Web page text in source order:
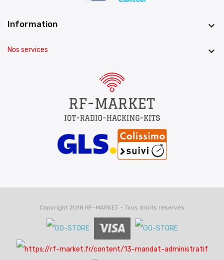
Information 
Nos services 
Copyright 2018 RF-MARKET - Tous droits réservés